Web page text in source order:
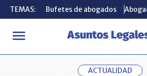
TEMAS: Bufetes de abogados
INICIO ACTUALIDAD Reforma
TEMAS: Bufetes de abogados
ACTUALIDAD